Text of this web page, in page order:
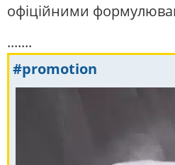
офіційними
.......
#promotion